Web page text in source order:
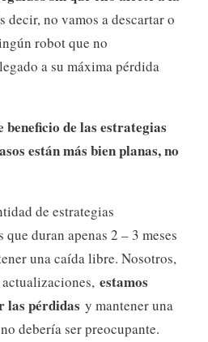
decir, no vamos a descartar o
robot que no
a su máxima pérdida
beneficio de las estrategias
están más bien planas, no
de estrategias
duran apenas 2 – 3 meses
una caída libre. Nosotros,
estamos
las pérdidas y mantener una
debería ser preocupante.